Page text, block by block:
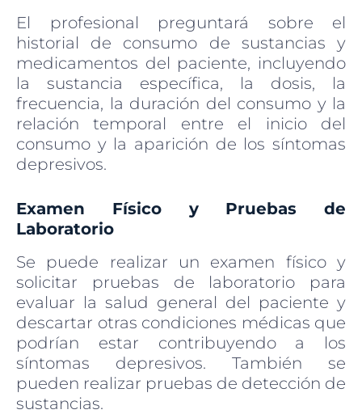
El profesional preguntará sobre el
historial de consumo de sustancias y
medicamentos del paciente, incluyendo
la sustancia específica, la dosis, la
frecuencia, la duración del consumo y la
relación temporal entre el inicio del
consumo y la aparición de los síntomas
depresivos.
Examen Físico y Pruebas de
Laboratorio
Se puede realizar un examen físico y
solicitar pruebas de laboratorio para
evaluar la salud general del paciente y
descartar otras condiciones médicas que
podrían estar contribuyendo a los
síntomas depresivos. También se
pueden realizar pruebas de detección de
sustancias.